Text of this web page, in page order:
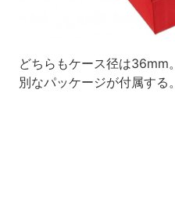
どちらもケース径は36mm
別なパッケージが付属する。